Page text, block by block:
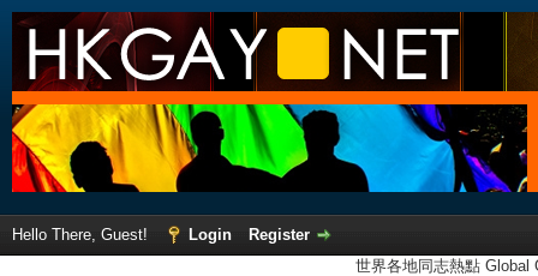
Hello There, Guest! Login
Register
世界各地同志熱點